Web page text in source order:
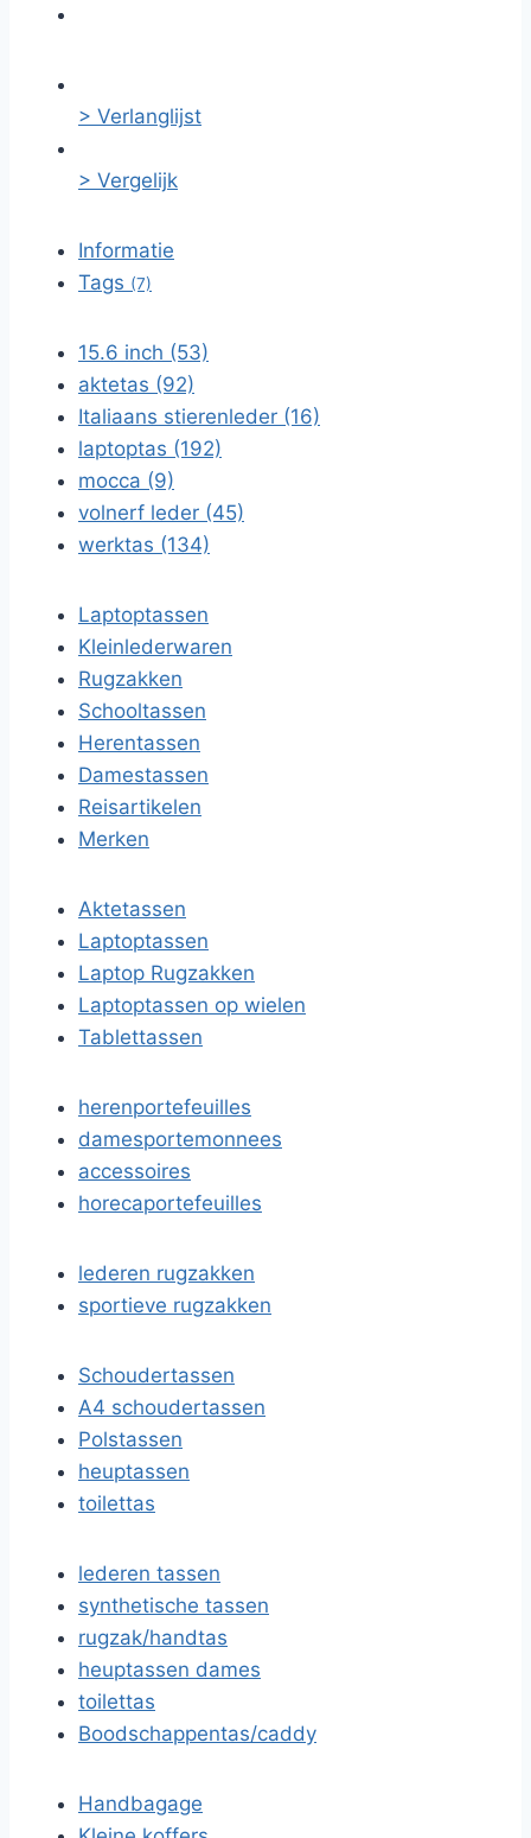
> Verlanglijst
> Vergelijk
Informatie
Tags (7)
15.6 inch (53)
aktetas (92)
Italiaans stierenleder (16)
laptoptas (192)
mocca (9)
volnerf leder (45)
werktas (134)
Laptoptassen
Kleinlederwaren
Rugzakken
Schooltassen
Herentassen
Damestassen
Reisartikelen
Merken
Aktetassen
Laptoptassen
Laptop Rugzakken
Laptoptassen op wielen
Tablettassen
herenportefeuilles
damesportemonnees
accessoires
horecaportefeuilles
lederen rugzakken
sportieve rugzakken
Schoudertassen
A4 schoudertassen
Polstassen
heuptassen
toilettas
lederen tassen
synthetische tassen
rugzak/handtas
heuptassen dames
toilettas
Boodschappentas/caddy
Handbagage